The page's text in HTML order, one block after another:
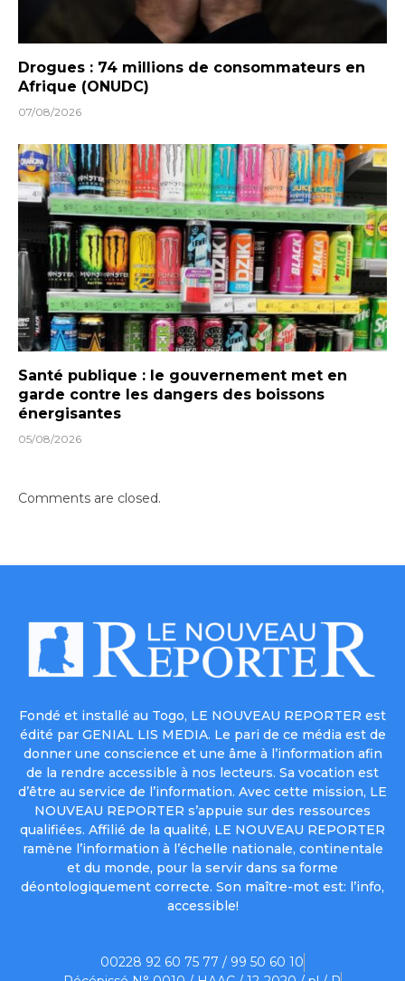
Drogues : 74 millions de consommateurs en
Afrique (ONUDC)
07/08/2026
Santé publique : le gouvernement met en
garde contre les dangers des boissons
énergisantes
05/08/2026
Comments are closed.
Fondé et installé au Togo, LE NOUVEAU REPORTER est
édité par GENIAL LIS MEDIA. Le pari de ce média est de
donner une conscience et une âme à l’information afin
de la rendre accessible à nos lecteurs. Sa vocation est
d’être au service de l’information. Avec cette mission, LE
NOUVEAU REPORTER s’appuie sur des ressources
qualifiées. Affilié de la qualité, LE NOUVEAU REPORTER
ramène l’information à l’échelle nationale, continentale
et du monde, pour la servir dans sa forme
déontologiquement correcte. Son maître-mot est: l’info,
accessible!
00228 92 60 75 77 / 99 50 60 10